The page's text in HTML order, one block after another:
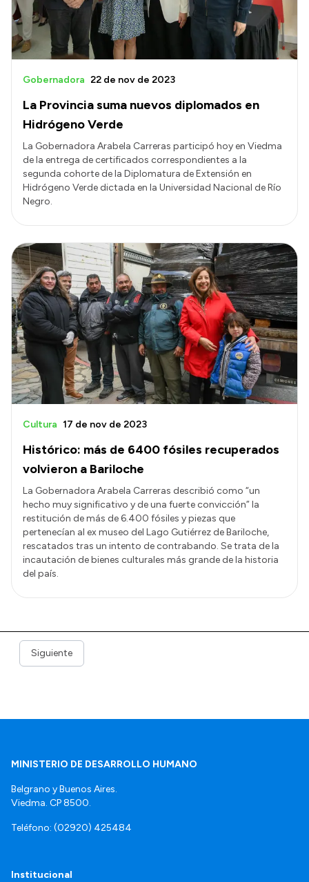
La Provincia suma nuevos diplomados en
Hidrógeno Verde
Gobernadora 22 de nov de 2023
La Gobernadora Arabela Carreras participó hoy en Viedma
de la entrega de certificados correspondientes a la
segunda cohorte de la Diplomatura de Extensión en
Hidrógeno Verde dictada en la Universidad Nacional de Río
Negro.
Histórico: más de 6400 fósiles recuperados
volvieron a Bariloche
Cultura 17 de nov de 2023
La Gobernadora Arabela Carreras describió como “un
hecho muy significativo y de una fuerte convicción” la
restitución de más de 6.400 fósiles y piezas que
pertenecían al ex museo del Lago Gutiérrez de Bariloche,
rescatados tras un intento de contrabando. Se trata de la
incautación de bienes culturales más grande de la historia
del país.
Siguiente
MINISTERIO DE DESARROLLO HUMANO
Belgrano y Buenos Aires.
Viedma. CP 8500.
Teléfono: (02920) 425484
Institucional